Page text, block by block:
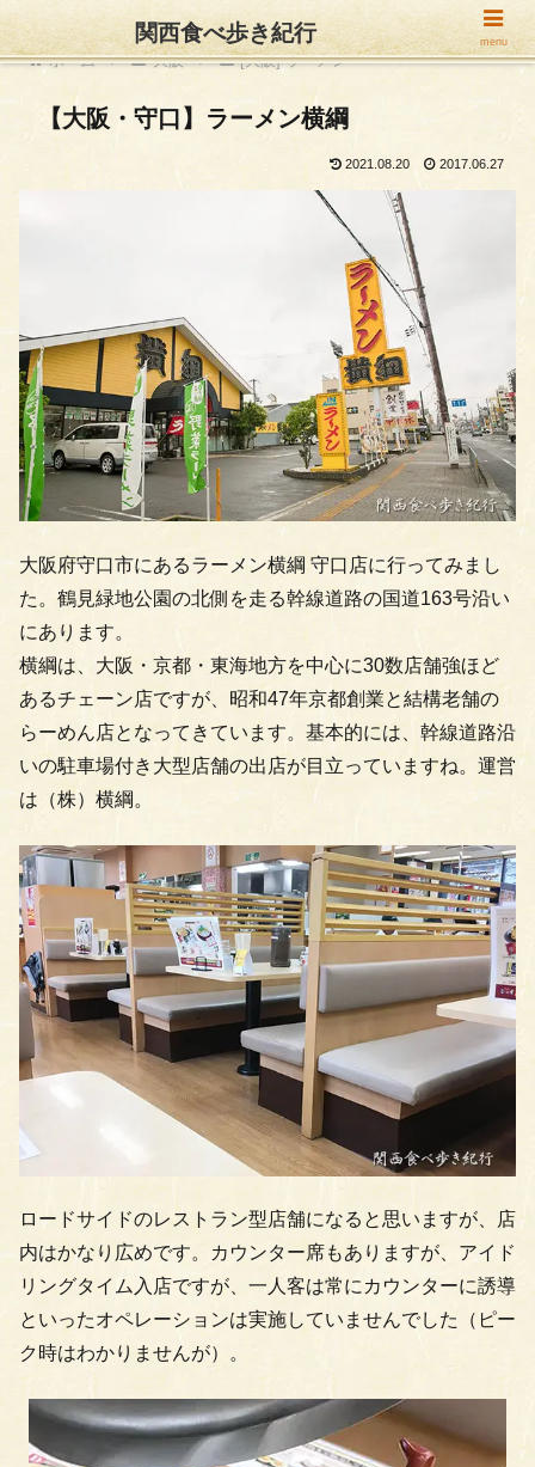
ホーム 大阪 [大阪] ラーメン
【大阪・守口】ラーメン横綱
2021.08.20 2017.06.27
大阪府守口市にあるラーメン横綱 守口店に行ってみまし
た。鶴見緑地公園の北側を走る幹線道路の国道163号沿い
にあります。
横綱は、大阪・京都・東海地方を中心に30数店舗強ほど
あるチェーン店ですが、昭和47年京都創業と結構老舗の
らーめん店となってきています。基本的には、幹線道路沿
いの駐車場付き大型店舗の出店が目立っていますね。運営
は（株）横綱。
ロードサイドのレストラン型店舗になると思いますが、店
内はかなり広めです。カウンター席もありますが、アイド
リングタイム入店ですが、一人客は常にカウンターに誘導
といったオペレーションは実施していませんでした（ピー
ク時はわかりませんが）。
関西食べ歩き紀行 menu